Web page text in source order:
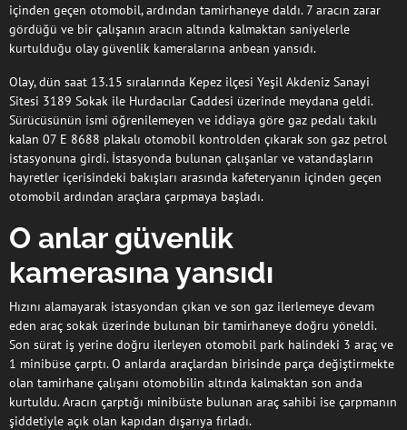
içinden geçen otomobil, ardından tamirhaneye daldı. 7 aracın zarar
gördüğü ve bir çalışanın aracın altında kalmaktan saniyelerle
kurtulduğu olay güvenlik kameralarına anbean yansıdı.
Olay, dün saat 13.15 sıralarında Kepez ilçesi Yeşil Akdeniz Sanayi
Sitesi 3189 Sokak ile Hurdacılar Caddesi üzerinde meydana geldi.
Sürücüsünün ismi öğrenilemeyen ve iddiaya göre gaz pedalı takılı
kalan 07 E 8688 plakalı otomobil kontrolden çıkarak son gaz petrol
istasyonuna girdi. İstasyonda bulunan çalışanlar ve vatandaşların
hayretler içerisindeki bakışları arasında kafeteryanın içinden geçen
otomobil ardından araçlara çarpmaya başladı.
O anlar güvenlik
kamerasına yansıdı
Hızını alamayarak istasyondan çıkan ve son gaz ilerlemeye devam
eden araç sokak üzerinde bulunan bir tamirhaneye doğru yöneldi.
Son sürat iş yerine doğru ilerleyen otomobil park halindeki 3 araç ve
1 minibüse çarptı. O anlarda araçlardan birisinde parça değiştirmekte
olan tamirhane çalışanı otomobilin altında kalmaktan son anda
kurtuldu. Aracın çarptığı minibüste bulunan araç sahibi ise çarpmanın
şiddetiyle açık olan kapıdan dışarıya fırladı.